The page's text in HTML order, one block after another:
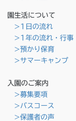
園生活について
>1日の流れ
>1年の流れ・行事
>預かり保育
>サマーキャンプ
入園のご案内
>募集要項
>バスコース
>保護者の声